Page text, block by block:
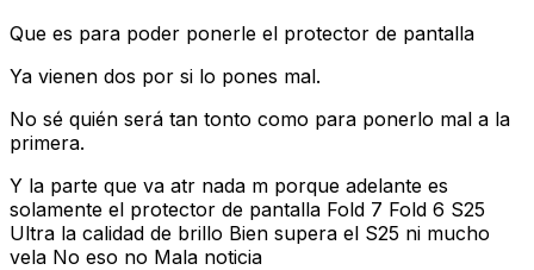
Que es para poder ponerle el protector de pantalla
Ya vienen dos por si lo pones mal.
No sé quién será tan tonto como para ponerlo mal a la
primera.
Y la parte que va atr nada m porque adelante es
solamente el protector de pantalla Fold 7 Fold 6 S25
Ultra la calidad de brillo Bien supera el S25 ni mucho
vela No eso no Mala noticia